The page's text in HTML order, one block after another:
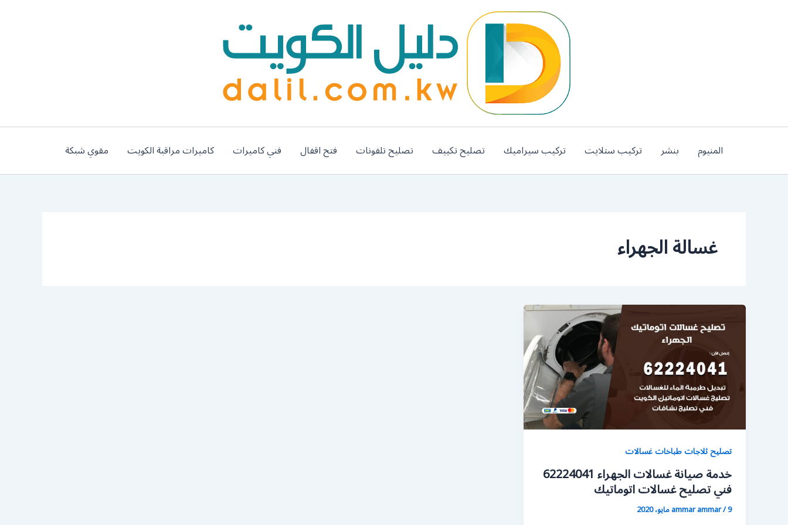
المنيوم بنشر تركيب ستلايت تركيب سيراميك تصليح تكييف تصليح تلفونات فتح اقفال فني كاميرات كاميرات مراقبة الكويت مقوي شبكة
غسالة الجهراء
تصليح ثلاجات طباخات غسالات
خدمة صيانة غسالات الجهراء 62224041
فني تصليح غسالات اتوماتيك
ammar ammar/9 مايو، 2020